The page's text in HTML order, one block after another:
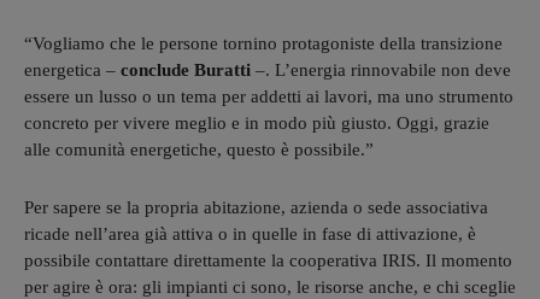
“Vogliamo che le persone tornino protagoniste della transizione
energetica – conclude Buratti –. L’energia rinnovabile non deve
essere un lusso o un tema per addetti ai lavori, ma uno strumento
concreto per vivere meglio e in modo più giusto. Oggi, grazie
alle comunità energetiche, questo è possibile.”
Per sapere se la propria abitazione, azienda o sede associativa
ricade nell’area già attiva o in quelle in fase di attivazione, è
possibile contattare direttamente la cooperativa IRIS. Il momento
per agire è ora: gli impianti ci sono, le risorse anche, e chi sceglie